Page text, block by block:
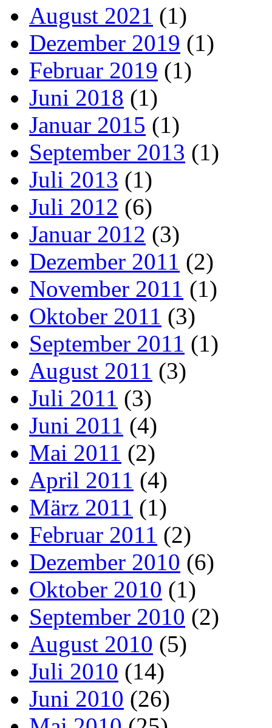
August 2021 (1)
Dezember 2019 (1)
Februar 2019 (1)
Juni 2018 (1)
Januar 2015 (1)
September 2013 (1)
Juli 2013 (1)
Juli 2012 (6)
Januar 2012 (3)
Dezember 2011 (2)
November 2011 (1)
Oktober 2011 (3)
September 2011 (1)
August 2011 (3)
Juli 2011 (3)
Juni 2011 (4)
Mai 2011 (2)
April 2011 (4)
März 2011 (1)
Februar 2011 (2)
Dezember 2010 (6)
Oktober 2010 (1)
September 2010 (2)
August 2010 (5)
Juli 2010 (14)
Juni 2010 (26)